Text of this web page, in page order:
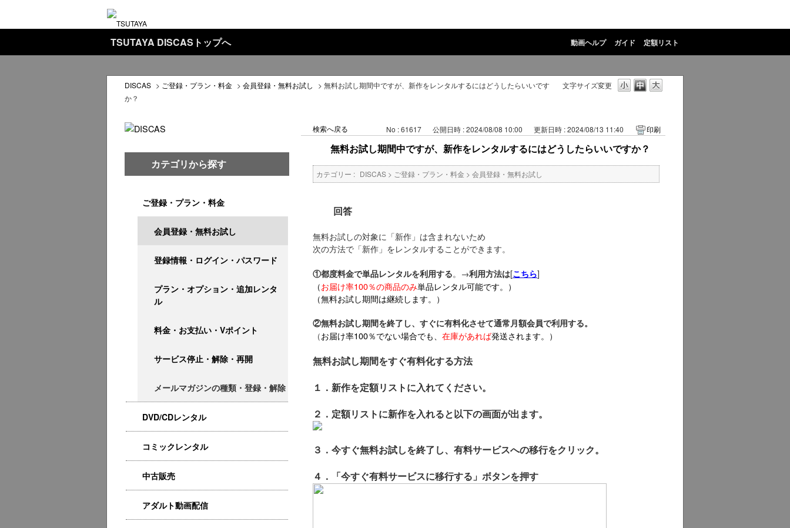
TSUTAYA DISCASトップへ 動画ヘルプ ガイド 定額リスト
文字サイズ変更
DISCAS > ご登録・プラン・料金 > 会員登録・無料お試し > 無料お試し期間中ですが、新作をレンタルするにはどうしたらいいです
か？
カテゴリから探す
ご登録・プラン・料金
会員登録・無料お試し
登録情報・ログイン・パスワード
プラン・オプション・追加レンタ
ル
料金・お支払い・Vポイント
サービス停止・解除・再開
メールマガジンの種類・登録・解除
DVD/CDレンタル
コミックレンタル
中古販売
アダルト動画配信
検索へ戻る No : 61617 公開日時 : 2024/08/08 10:00 更新日時 : 2024/08/13 11:40 印刷
無料お試し期間中ですが、新作をレンタルするにはどうしたらいいですか？
カテゴリー : DISCAS > ご登録・プラン・料金 > 会員登録・無料お試し
回答
無料お試しの対象に「新作」は含まれないため
次の方法で「新作」をレンタルすることができます。
①都度料金で単品レンタルを利用する。→利用方法は[こちら]
（お届け率100％の商品のみ単品レンタル可能です。）
（無料お試し期間は継続します。）
②無料お試し期間を終了し、すぐに有料化させて通常月額会員で利用する。
（お届け率100％でない場合でも、 在庫があれば発送されます。）
無料お試し期間をすぐ有料化する方法
１．新作を定額リストに入れてください。
２．定額リストに新作を入れると以下の画面が出ます。
３．今すぐ無料お試しを終了し、有料サービスへの移行をクリック。
４．「今すぐ有料サービスに移行する」ボタンを押す